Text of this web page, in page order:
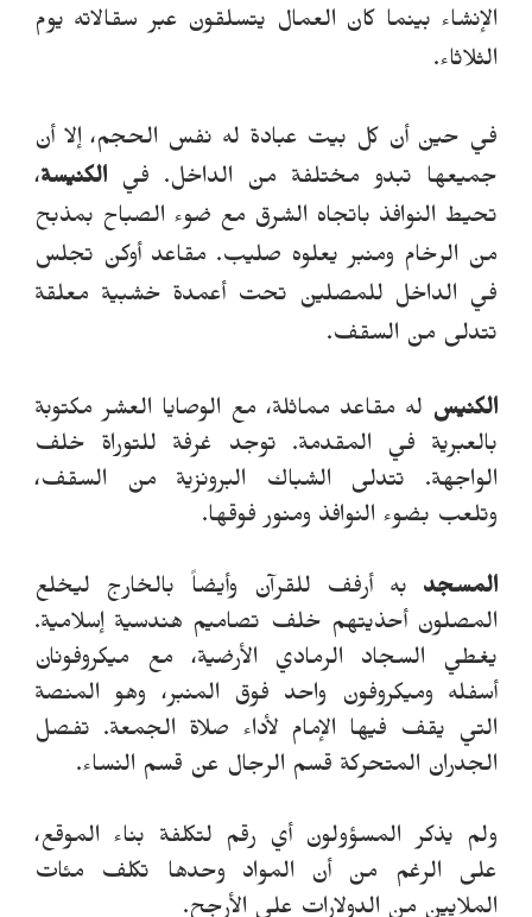
الإنشاء بينما كان العمال يتسلقون عبر سقالاته يوم
الثلاثاء.
في حين أن كل بيت عبادة له نفس الحجم، إلا أن
جميعها تبدو مختلفة من الداخل. فيالكنيسة،
تحيط النوافذ باتجاه الشرق مع ضوء الصباح بمذبح
من الرخام ومنبر يعلوه صليب. مقاعد أوكن تجلس
في الداخل للمصلين تحت أعمدة خشبية معلقة
تتدلى من السقف.
الكنيس له مقاعد مماثلة، مع الوصايا العشر مكتوبة
بالعبرية في المقدمة. توجد غرفة للتوراة خلف
الواجهة. تتدلى الشباك البرونزية من السقف،
وتلعب بضوء النوافذ ومنور فوقها.
المسجد به أرفف للقرآن وأيضاً بالخارج ليخلع
المصلون أحذيتهم خلف تصاميم هندسية إسلامية.
يغطي السجاد الرمادي الأرضية، مع ميكروفونان
أسفله وميكروفون واحد فوق المنبر، وهو المنصة
التي يقف فيها الإمام لأداء صلاة الجمعة. تفصل
الجدران المتحركة قسم الرجال عن قسم النساء.
ولم يذكر المسؤولون أي رقم لتكلفة بناء الموقع،
على الرغم من أن المواد وحدها تكلف مئات
الملايين من الدولارات على الأرجح.